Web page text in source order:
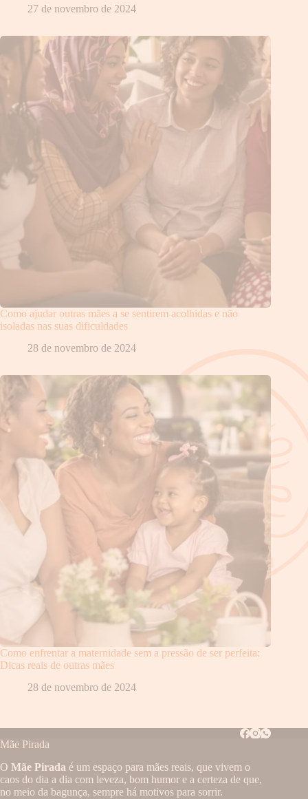
27 de novembro de 2024
Como ajudar outras mães a se sentirem acolhidas e não
isoladas nas suas dificuldades
28 de novembro de 2024
Como enfrentar a maternidade sem a pressão de ser perfeita:
Dicas reais de outras mães
28 de novembro de 2024
Mãe Pirada
O Mãe Pirada é um espaço para mães reais, que vivem o
caos do dia a dia com leveza, bom humor e a certeza de que,
no meio da bagunça, sempre há motivos para sorrir.